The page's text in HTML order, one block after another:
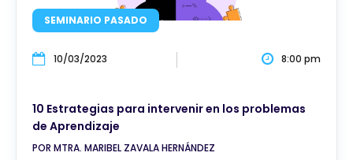
SEMINARIO PASADO
10/03/2023 8:00 pm
10 Estrategias para intervenir en los problemas
de Aprendizaje
POR MTRA. MARIBEL ZAVALA HERNÁNDEZ